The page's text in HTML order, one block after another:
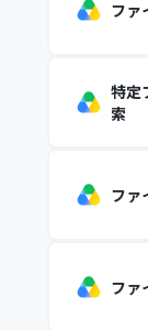
ファ
特定
索
ファ
ファ